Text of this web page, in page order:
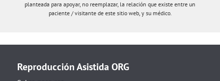
planteada para apoyar, no reemplazar, la relación que existe entre un
paciente / visitante de este sitio web, y su médico.
Reproducción Asistida ORG